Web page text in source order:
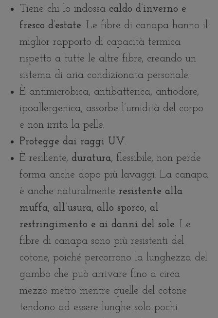
Tiene chi lo indossa caldo d’inverno e
fresco d’estate. Le fibre di canapa hanno il
miglior rapporto di capacità termica
rispetto a tutte le altre fibre, creando un
sistema di aria condizionata personale.
È antimicrobica, antibatterica, antiodore,
ipoallergenica, assorbe l’umidità del corpo
e non irrita la pelle.
Protegge dai raggi UV.
È resiliente, duratura, flessibile, non perde
forma anche dopo più lavaggi. La canapa
è anche naturalmente resistente alla
muffa, all’usura, allo sporco, al
restringimento e ai danni del sole. Le
fibre di canapa sono più resistenti del
cotone, poiché percorrono la lunghezza del
gambo che può arrivare fino a circa
mezzo metro mentre quelle del cotone
tendono ad essere lunghe solo pochi